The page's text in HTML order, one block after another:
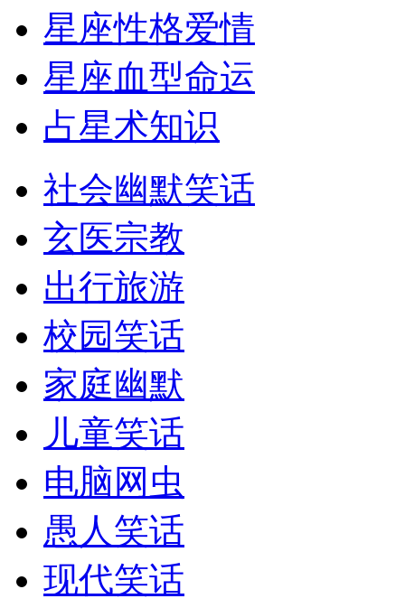
星座性格爱情
星座血型命运
占星术知识
社会幽默笑话
玄医宗教
出行旅游
校园笑话
家庭幽默
儿童笑话
电脑网虫
愚人笑话
现代笑话